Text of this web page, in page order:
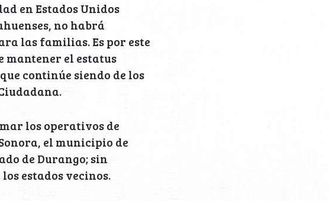
en Estados Unidos
no habrá
las familias. Es por este
mantener el estatus
continúe siendo de los
los operativos de
el municipio de
de Durango; sin
estados vecinos.